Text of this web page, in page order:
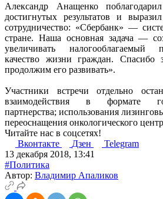
Александр Анащенко
достигнутых результатов и
сотрудничество: «Сбербанк» —
стране. Наша основная задача —
увеличивать налогооблагаемый
качество жизни граждан. Спасибо
продолжим его развивать».
Участники встречи отдельно
взаимодействия в формате
партнерства; использования
переоснащения онкологического
Читайте нас в соцсетях!
Вконтакте
Дзен
Telegram
13 декабря 2018, 13:41
#Политика
Автор: Владимир Апаликов